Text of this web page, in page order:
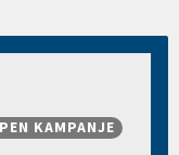
KAMPANJE